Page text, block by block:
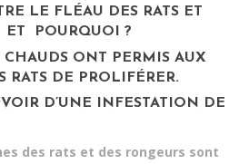
LE FLÉAU DES RATS ET
ET POURQUOI ?
CHAUDS ONT PERMIS AUX
RATS DE PROLIFÉRER.
D’UNE INFESTATION DE
des rats et des rongeurs sont